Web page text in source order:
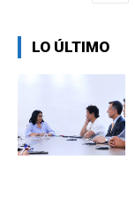
LO ÚLTIMO